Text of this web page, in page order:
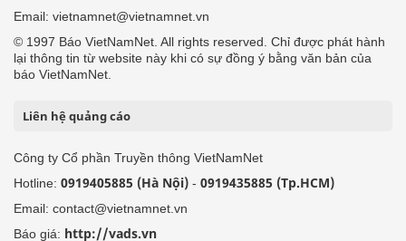
Email: vietnamnet@vietnamnet.vn
© 1997 Báo VietNamNet. All rights reserved. Chỉ được phát hành
lại thông tin từ website này khi có sự đồng ý bằng văn bản của
báo VietNamNet.
Liên hệ quảng cáo
Công ty Cổ phần Truyền thông VietNamNet
Hotline: 0919405885 (Hà Nội) - 0919435885 (Tp.HCM)
Email: contact@vietnamnet.vn
Báo giá: http://vads.vn